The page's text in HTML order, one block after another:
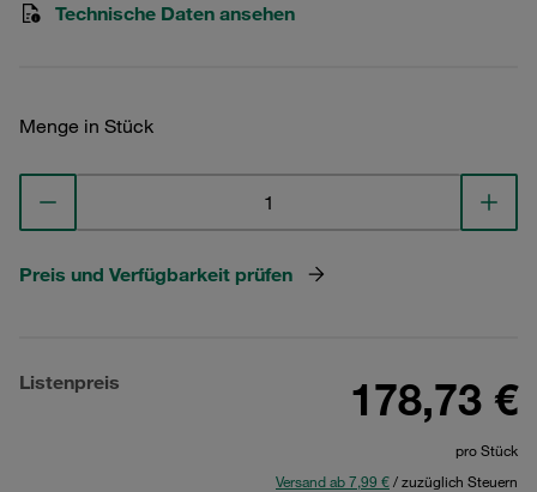
Technische Daten ansehen
Menge in Stück
Preis und Verfügbarkeit prüfen
Listenpreis 178,73 €
pro Stück
Versand ab 7,99 €/ zuzüglich Steuern